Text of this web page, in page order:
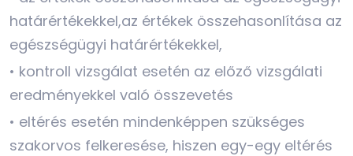
határértékekkel,az értékek összehasonlítása az
egészségügyi határértékekkel,
• kontroll vizsgálat esetén az előző vizsgálati
eredményekkel való összevetés
• eltérés esetén mindenképpen szükséges
szakorvos felkeresése, hiszen egy-egy eltérés